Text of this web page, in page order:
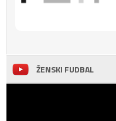
ŽENSKI FUDBAL